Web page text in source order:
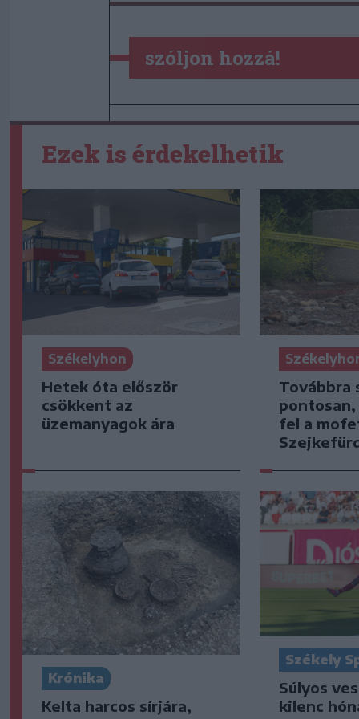
szóljon hozzá!
Ezek is érdekelhetik
Székelyhon
Hetek óta először
csökkent az
üzemanyagok ára
Továbbra
fel a
Krónika
Kelta harcos sírjára,
Székely
Súlyos
kilenc